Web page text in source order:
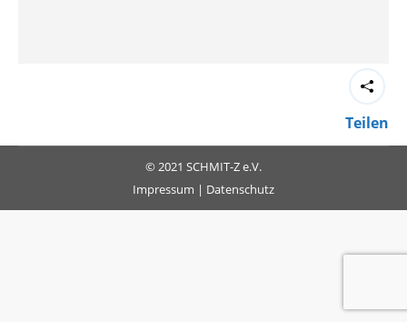
Teilen
© 2021 SCHMIT-Z e.V.
Impressum | Datenschutz